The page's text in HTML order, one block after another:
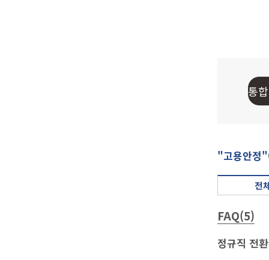
"고용안정"
전
FAQ(5)
정규직 전